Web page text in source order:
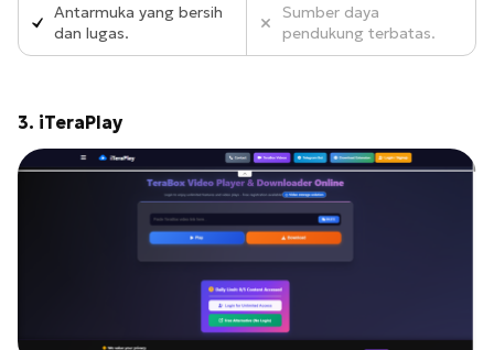
Antarmuka yang bersih
dan lugas.
Sumber daya
pendukung terbatas.
3. iTeraPlay